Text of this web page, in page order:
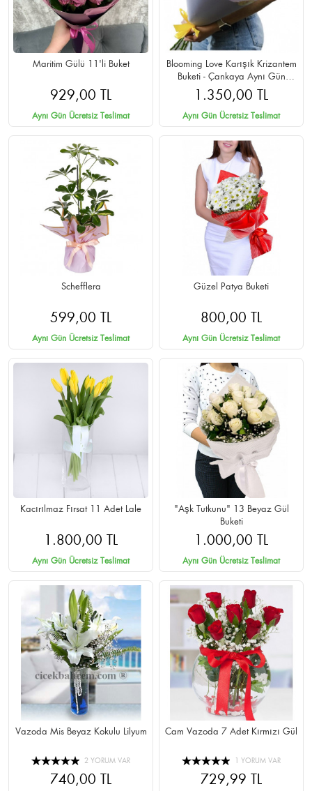
Maritim Gülü 11'li Buket
929,00 TL
Aynı Gün Ücretsiz Teslimat
Blooming Love Karışık Krizantem
Buketi - Çankaya Aynı Gün
Teslimat
1.350,00 TL
Aynı Gün Ücretsiz Teslimat
Schefflera
599,00 TL
Aynı Gün Ücretsiz Teslimat
Güzel Patya Buketi
800,00 TL
Aynı Gün Ücretsiz Teslimat
Kacırılmaz Fırsat 11 Adet Lale
1.800,00 TL
Aynı Gün Ücretsiz Teslimat
"Aşk Tutkunu" 13 Beyaz Gül
Buketi
1.000,00 TL
Aynı Gün Ücretsiz Teslimat
Vazoda Mis Beyaz Kokulu Lilyum
2 YORUM VAR
740,00 TL
Cam Vazoda 7 Adet Kırmızı Gül
1 YORUM VAR
729,99 TL